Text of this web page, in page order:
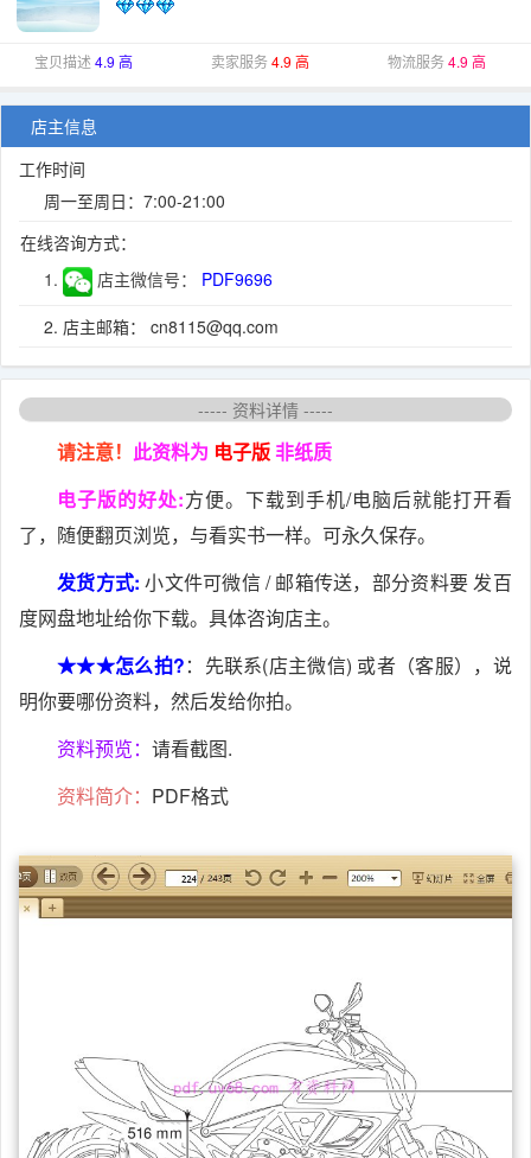
宝贝描述 4.9 高 卖家服务4.9 高 物流服务4.9 高
店主信息
工作时间
周一至周日：7:00-21:00
在线咨询方式：
1.
店主微信号：
PDF9696
2. 店主邮箱： cn8115@qq.com
----- 资料详情 -----
请注意！ 此资料为 电子版非纸质
电子版的好处:方便。下载到手机/电脑后就能打开看
了，随便翻页浏览，与看实书一样。可永久保存。
发货方式: 小文件可微信 / 邮箱传送，部分资料要 发百
度网盘地址给你下载。具体咨询店主。
★★★怎么拍?：先联系(店主微信) 或者（客服），说
明你要哪份资料，然后发给你拍。
资料预览： 请看截图.
资料简介： PDF格式